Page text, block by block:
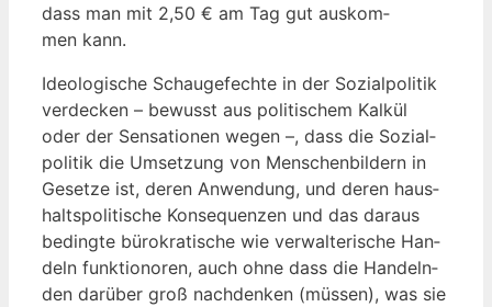
dass man mit 2,50 € am Tag gut aus­kom­
men kann.
Ideo­lo­gi­sche Schau­ge­fech­te in der Sozi­al­po­li­tik
ver­de­cken – bewusst aus poli­ti­schem Kal­kül
oder der Sen­sa­tio­nen wegen –, dass die Sozi­al­
po­li­tik die Umset­zung von Men­schen­bil­dern in
Geset­ze ist, deren Anwen­dung, und deren haus­
halts­po­li­ti­sche Kon­se­quen­zen und das dar­aus
beding­te büro­kra­ti­sche wie ver­wal­te­ri­sche Han­
deln funk­ti­ono­ren, auch ohne dass die Han­deln­
den dar­über groß nach­den­ken (müs­sen), was sie